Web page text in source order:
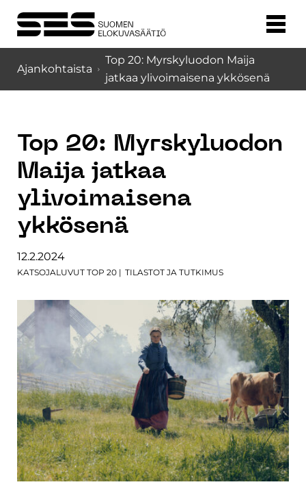
Ajankohtaista
Top 20: Myrskyluodon Maija
jatkaa ylivoimaisena ykkösenä
Top 20: Myrskyluodon
Maija jatkaa
ylivoimaisena
ykkösenä
12.2.2024
KATSOJALUVUT TOP 20 | TILASTOT JA TUTKIMUS